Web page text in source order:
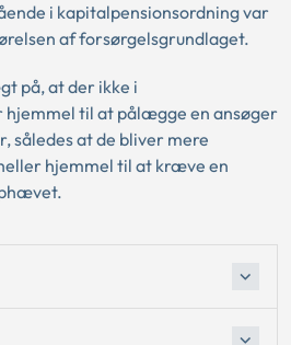
i kapitalpensionsordning var
af forsørgelsgrundlaget.
på, at der ikke i
hjemmel til at pålægge en ansøger
således at de bliver mere
hjemmel til at kræve en